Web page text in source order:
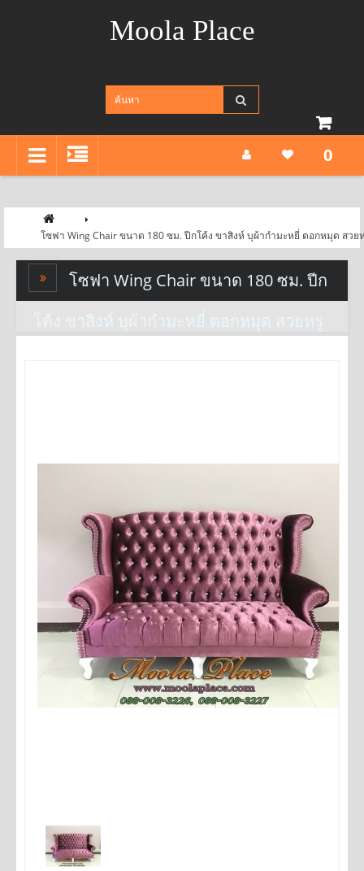
Moola Place
0
โซฟา Wing Chair ขนาด 180 ซม. ปีกโค้ง ขาสิงห์ บุผ้ากำมะหยี่ ตอกหมุด สวย
โซฟา Wing Chair ขนาด 180 ซม. ปีก
โค้ง ขาสิงห์ บุผ้ากำมะหยี่ ตอกหมุด สวยหรู